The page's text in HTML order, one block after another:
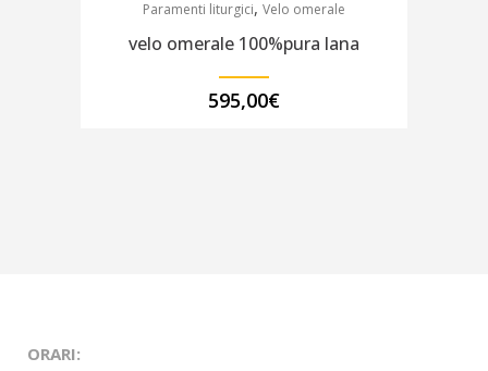
Paramenti liturgici, Velo omerale
velo omerale 100%pura lana
595,00€
ORARI: